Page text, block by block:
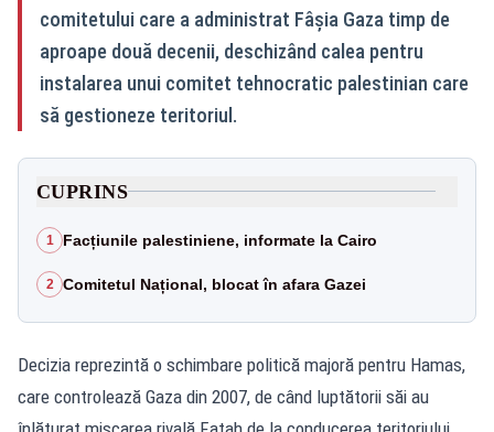
comitetului care a administrat Fâșia Gaza timp de
aproape două decenii, deschizând calea pentru
instalarea unui comitet tehnocratic palestinian care
să gestioneze teritoriul.
CUPRINS
1 Facțiunile palestiniene, informate la Cairo
2 Comitetul Național, blocat în afara Gazei
Decizia reprezintă o schimbare politică majoră pentru Hamas,
care controlează Gaza din 2007, de când luptătorii săi au